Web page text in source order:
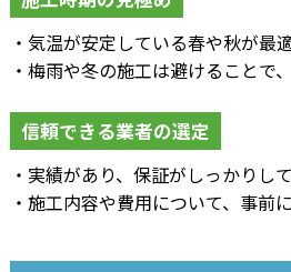
・気温が安定している春や秋が最適
・梅雨や冬の施工は避けることで
信頼できる業者の選定
・実績があり、保証がしっかりし
・施工内容や費用について、事前